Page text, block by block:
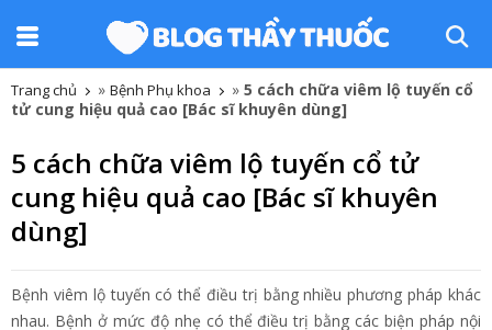
Trang chủ » Bệnh Phụ khoa » 5 cách chữa viêm lộ tuyến cổ
tử cung hiệu quả cao [Bác sĩ khuyên dùng]
5 cách chữa viêm lộ tuyến cổ tử
cung hiệu quả cao [Bác sĩ khuyên
dùng]
Bệnh viêm lộ tuyến có thể điều trị bằng nhiều phương pháp khác
nhau. Bệnh ở mức độ nhẹ có thể điều trị bằng các biện pháp nội